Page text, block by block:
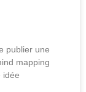
publier une
mapping
idée